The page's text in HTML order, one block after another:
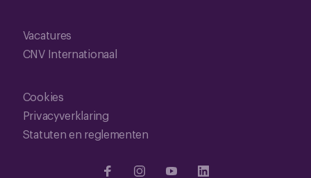
Vacatures
CNV Internationaal
Cookies
Privacyverklaring
Statuten en reglementen